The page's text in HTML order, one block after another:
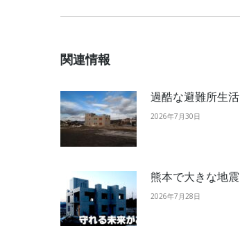
関連情報
過酷な避難所生活
2026年7月30日
熊本で大きな地震
2026年7月28日